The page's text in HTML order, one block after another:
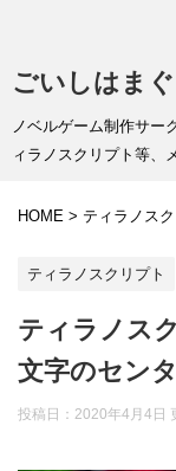
ごいしはまぐ
ノベルゲーム制作サー
ィラノスクリプト等、
HOME > ティラノス
ティラノスクリプト
ティラノス
文字のセン
投稿日：2020年4月4日